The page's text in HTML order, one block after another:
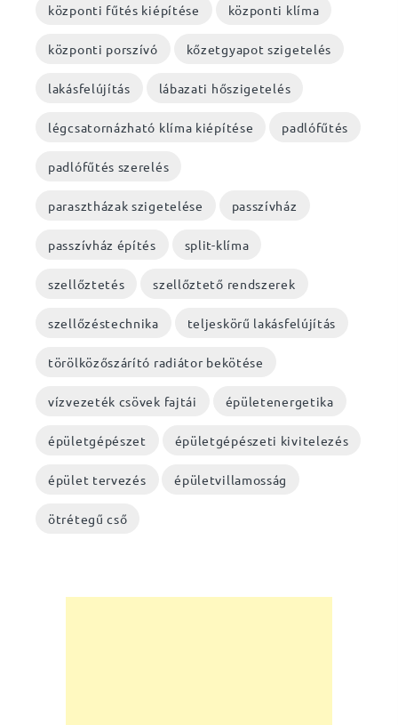
központi fűtés kiépítése központi klíma
központi porszívó kőzetgyapot szigetelés
lakásfelújítás lábazati hőszigetelés
légcsatornázható klíma kiépítése padlófűtés
padlófűtés szerelés
parasztházak szigetelése passzívház
passzívház építés split-klíma
szellőztetés szellőztető rendszerek
szellőzéstechnika teljeskörű lakásfelújítás
törölközőszárító radiátor bekötése
vízvezeték csövek fajtái épületenergetika
épületgépészet épületgépészeti kivitelezés
épület tervezés épületvillamosság
ötrétegű cső